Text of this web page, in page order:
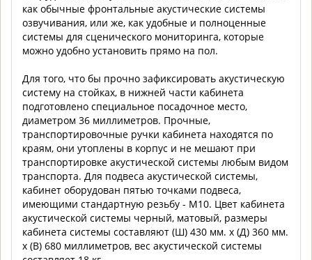
как обычные фронтальные акустические системы
озвучивания, или же, как удобные и полноценные
системы для сценического мониторинга, которые
можно удобно установить прямо на пол.
Для того, что бы прочно зафиксировать акустическую
систему на стойках, в нижней части кабинета
подготовлено специальное посадочное место,
диаметром 36 миллиметров. Прочные,
транспортировочные ручки кабинета находятся по
краям, они утоплены в корпус и не мешают при
транспортировке акустической системы любым видом
транспорта. Для подвеса акустической системы,
кабинет оборудован пятью точками подвеса,
имеющими стандартную резьбу - М10. Цвет кабинета
акустической системы черный, матовый, размеры
кабинета системы составляют (Ш) 430 мм. x (Д) 360 мм.
x (В) 680 миллиметров, вес акустической системы